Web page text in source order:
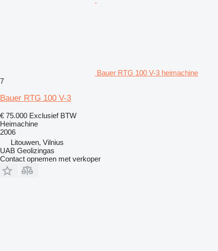
Bauer RTG 100 V-3 heimachine
7
Bauer RTG 100 V-3
€ 75.000 Exclusief BTW
Heimachine
2006
Litouwen, Vilnius
UAB Geolizingas
Contact opnemen met verkoper